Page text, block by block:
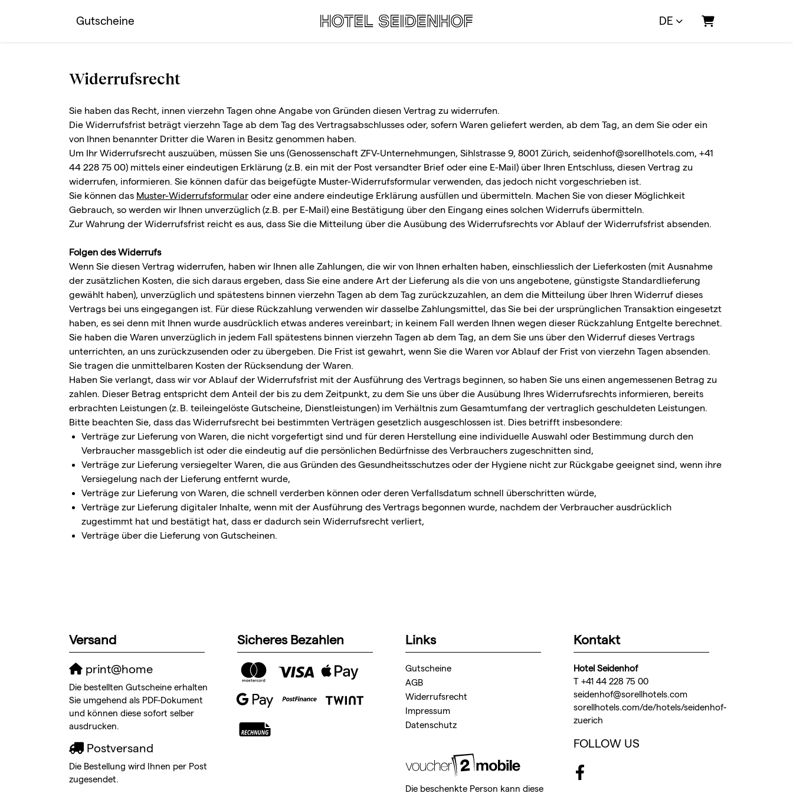
Gutscheine DE
Warenkorb
Widerrufsrecht
Sie haben das Recht, innen vierzehn Tagen ohne Angabe von Gründen diesen Vertrag zu widerrufen.
Die Widerrufsfrist beträgt vierzehn Tage ab dem Tag des Vertragsabschlusses oder, sofern Waren geliefert werden, ab dem Tag, an dem Sie oder ein
von Ihnen benannter Dritter die Waren in Besitz genommen haben.
Um Ihr Widerrufsrecht auszuüben, müssen Sie uns (Genossenschaft ZFV-Unternehmungen, Sihlstrasse 9, 8001 Zürich, seidenhof@sorellhotels.com, +41
44 228 75 00) mittels einer eindeutigen Erklärung (z.B. ein mit der Post versandter Brief oder eine E-Mail) über Ihren Entschluss, diesen Vertrag zu
widerrufen, informieren. Sie können dafür das beigefügte Muster-Widerrufsformular verwenden, das jedoch nicht vorgeschrieben ist.
Sie können das Muster-Widerrufsformular oder eine andere eindeutige Erklärung ausfüllen und übermitteln. Machen Sie von dieser Möglichkeit
Gebrauch, so werden wir Ihnen unverzüglich (z.B. per E-Mail) eine Bestätigung über den Eingang eines solchen Widerrufs übermitteln.
Zur Wahrung der Widerrufsfrist reicht es aus, dass Sie die Mitteilung über die Ausübung des Widerrufsrechts vor Ablauf der Widerrufsfrist absenden.
Folgen des Widerrufs
Wenn Sie diesen Vertrag widerrufen, haben wir Ihnen alle Zahlungen, die wir von Ihnen erhalten haben, einschliesslich der Lieferkosten (mit Ausnahme
der zusätzlichen Kosten, die sich daraus ergeben, dass Sie eine andere Art der Lieferung als die von uns angebotene, günstigste Standardlieferung
gewählt haben), unverzüglich und spätestens binnen vierzehn Tagen ab dem Tag zurückzuzahlen, an dem die Mitteilung über Ihren Widerruf dieses
Vertrags bei uns eingegangen ist. Für diese Rückzahlung verwenden wir dasselbe Zahlungsmittel, das Sie bei der ursprünglichen Transaktion eingesetzt
haben, es sei denn mit Ihnen wurde ausdrücklich etwas anderes vereinbart; in keinem Fall werden Ihnen wegen dieser Rückzahlung Entgelte berechnet.
Sie haben die Waren unverzüglich in jedem Fall spätestens binnen vierzehn Tagen ab dem Tag, an dem Sie uns über den Widerruf dieses Vertrags
unterrichten, an uns zurückzusenden oder zu übergeben. Die Frist ist gewahrt, wenn Sie die Waren vor Ablauf der Frist von vierzehn Tagen absenden.
Sie tragen die unmittelbaren Kosten der Rücksendung der Waren.
Haben Sie verlangt, dass wir vor Ablauf der Widerrufsfrist mit der Ausführung des Vertrags beginnen, so haben Sie uns einen angemessenen Betrag zu
zahlen. Dieser Betrag entspricht dem Anteil der bis zu dem Zeitpunkt, zu dem Sie uns über die Ausübung Ihres Widerrufsrechts informieren, bereits
erbrachten Leistungen (z. B. teileingelöste Gutscheine, Dienstleistungen) im Verhältnis zum Gesamtumfang der vertraglich geschuldeten Leistungen.
Bitte beachten Sie, dass das Widerrufsrecht bei bestimmten Verträgen gesetzlich ausgeschlossen ist. Dies betrifft insbesondere:
Verträge zur Lieferung von Waren, die nicht vorgefertigt sind und für deren Herstellung eine individuelle Auswahl oder Bestimmung durch den
Verbraucher massgeblich ist oder die eindeutig auf die persönlichen Bedürfnisse des Verbrauchers zugeschnitten sind,
Verträge zur Lieferung versiegelter Waren, die aus Gründen des Gesundheitsschutzes oder der Hygiene nicht zur Rückgabe geeignet sind, wenn ihre
Versiegelung nach der Lieferung entfernt wurde,
Verträge zur Lieferung von Waren, die schnell verderben können oder deren Verfallsdatum schnell überschritten würde,
Verträge zur Lieferung digitaler Inhalte, wenn mit der Ausführung des Vertrags begonnen wurde, nachdem der Verbraucher ausdrücklich
zugestimmt hat und bestätigt hat, dass er dadurch sein Widerrufsrecht verliert,
Verträge über die Lieferung von Gutscheinen.
Versand
print@home
Die bestellten Gutscheine erhalten
Sie umgehend als PDF-Dokument
und können diese sofort selber
ausdrucken.
Postversand
Die Bestellung wird Ihnen per Post
zugesendet.
Sicheres Bezahlen Links
Gutscheine
AGB
Widerrufsrecht
Impressum
Datenschutz
Die beschenkte Person kann diese
Kontakt
Hotel Seidenhof
T +41 44 228 75 00
seidenhof@sorellhotels.com
sorellhotels.com/de/hotels/seidenhof-
zuerich
FOLLOW US